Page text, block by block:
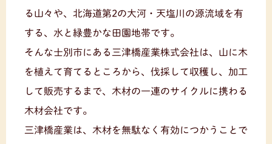
る山々や、北海道第2の大河・天塩川の源流域を有
する、水と緑豊かな田園地帯です。
そんな士別市にある三津橋産業株式会社は、山に木
を植えて育てるところから、伐採して収穫し、加工
して販売するまで、木材の一連のサイクルに携わる
木材会社です。
三津橋産業は、木材を無駄なく有効につかうことで